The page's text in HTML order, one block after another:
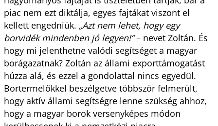
piac nem ezt diktálja, egyes fajtákat viszont el
kellett engedniük. „Azt nem lehet, hogy egy
borvidék mindenben jó legyen!”– nevet Zoltán. És
hogy mi jelenthetne valódi segítséget a magyar
borágazatnak? Zoltán az állami exporttámogatást
húzza alá, és ezzel a gondolattal nincs egyedül.
Bortermelőkkel beszélgetve többször felmerült,
hogy aktív állami segítségre lenne szükség ahhoz,
hogy a magyar borok versenyképes módon